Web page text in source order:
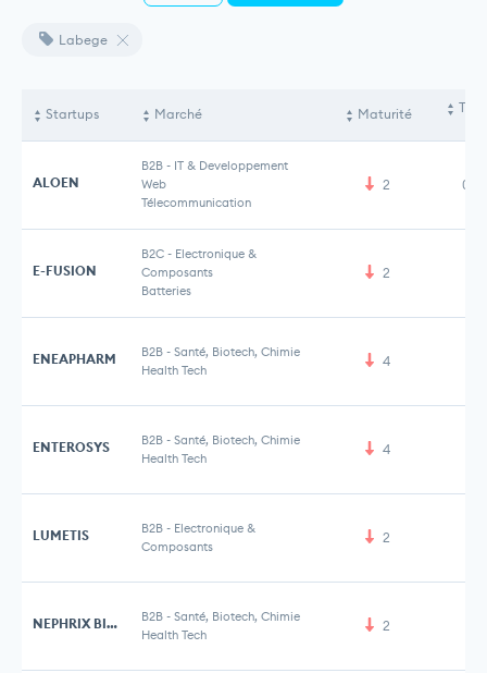
Labege
Startups Marché Maturité
ALOEN
B2B - IT & Developpement
Web
Télecommunication
2
E-FUSION
B2C - Electronique &
Composants
Batteries
2
ENEAPHARM B2B - Santé, Biotech, Chimie
Health Tech
4
ENTEROSYS B2B - Santé, Biotech, Chimie
Health Tech
4
LUMETIS B2B - Electronique &
Composants
2
NEPHRIX BIOSOLUTIONS B2B - Santé, Biotech, Chimie
Health Tech
2